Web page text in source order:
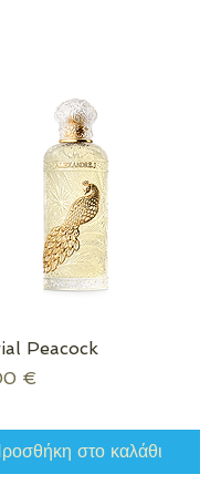
Γρήγορη προβολή
Peacock
€
στο καλάθι